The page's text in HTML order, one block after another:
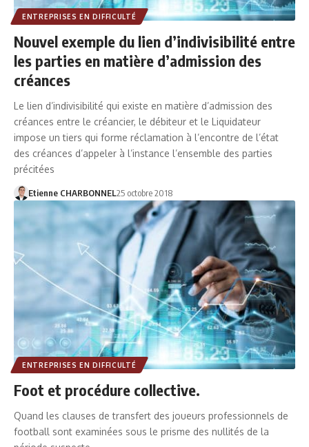
ENTREPRISES EN DIFFICULTÉ
Nouvel exemple du lien d’indivisibilité entre
les parties en matière d’admission des
créances
Le lien d’indivisibilité qui existe en matière d’admission des
créances entre le créancier, le débiteur et le Liquidateur
impose un tiers qui forme réclamation à l’encontre de l’état
des créances d’appeler à l’instance l’ensemble des parties
précitées
Etienne CHARBONNEL25 octobre 2018
ENTREPRISES EN DIFFICULTÉ
Foot et procédure collective.
Quand les clauses de transfert des joueurs professionnels de
football sont examinées sous le prisme des nullités de la